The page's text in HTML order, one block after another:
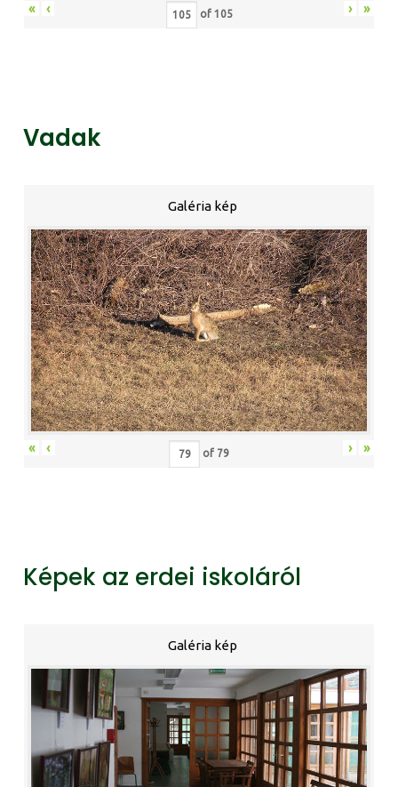
« ‹ of 105 › »
Vadak
Galéria kép
« ‹ of 79 › »
Képek az erdei iskoláról
Galéria kép